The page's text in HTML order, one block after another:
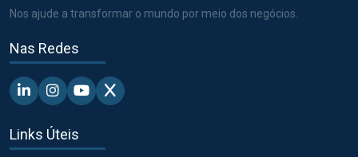
Nos ajude a transformar o mundo por meio dos negócios.
Nas Redes
Linkedin - Pacto Global BR
Instagram - Pacto Global BR
Youtube - Pacto Global BR
X - Pacto Global BR
Links Úteis